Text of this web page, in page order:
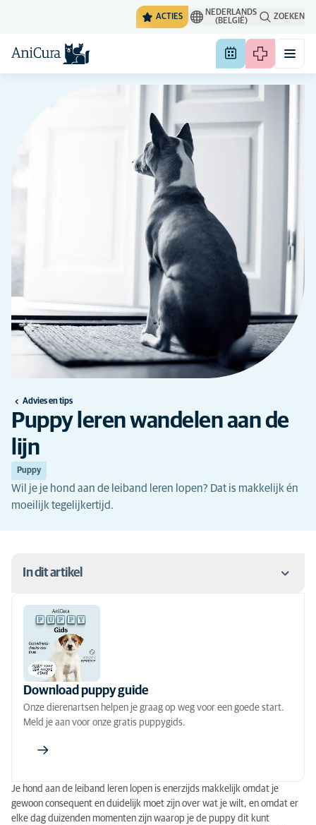
ACTIES
NEDERLANDS
(BELGIË)
ZOEKEN
Advies en tips
Puppy leren wandelen aan de
lijn
Puppy
Wil je je hond aan de leiband leren lopen? Dat is makkelijk én
moeilijk tegelijkertijd.
In dit artikel
Hoe je puppy leren wandelen aan de lijn
Help, mijn hond trekt aan de lijn!
Gelukt, mijn puppy heeft leren wandelen aan de lijn.
Wat nu?
Download puppy guide
Onze dierenartsen helpen je graag op weg voor een goede start.
Meld je aan voor onze gratis puppygids.
Je hond aan de leiband leren lopen is enerzijds makkelijk omdat je
gewoon consequent en duidelijk moet zijn over wat je wilt, en omdat er
elke dag duizenden momenten zijn waarop je de puppy dit kunt